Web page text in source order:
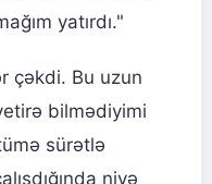
yatırdı."
çəkdi. Bu uzun
bilmədiyimi
sürətlə
niyə